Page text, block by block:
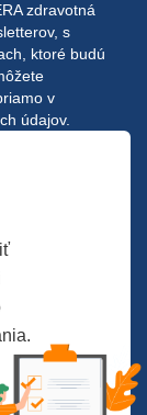
zdravotná
s
ktoré budú
v
údajov.